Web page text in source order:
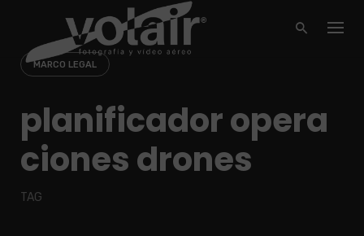
content
MARCO LEGAL
planificador opera
ciones drones
TAG